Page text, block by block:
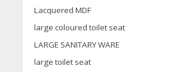
Lacquered MDF
large coloured toilet seat
LARGE SANITARY WARE
large toilet seat